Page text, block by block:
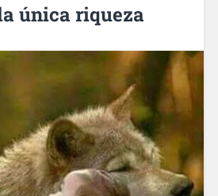
única riqueza